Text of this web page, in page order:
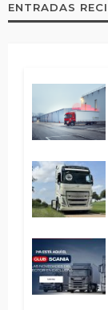
ENTRADAS